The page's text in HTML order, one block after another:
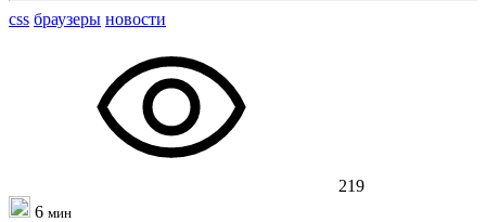
css браузеры новости
219
6 мин